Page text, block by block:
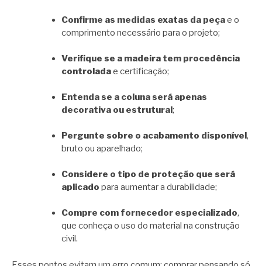
Confirme as medidas exatas da peçae o
comprimento necessário para o projeto;
Verifique se a madeira tem procedência
controladae certificação;
Entenda se a coluna será apenas
decorativa ou estrutural ;
Pergunte sobre o acabamento disponível ,
bruto ou aparelhado;
Considere o tipo de proteção que será
aplicado para aumentar a durabilidade;
Compre com fornecedor especializado,
que conheça o uso do material na construção
civil.